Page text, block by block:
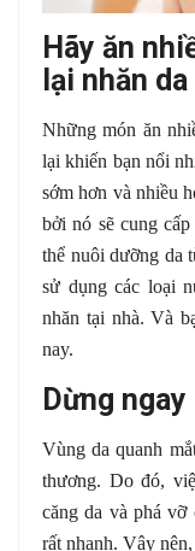
Hãy ăn
lại nhăn da
Những món ăn
lại khiến bạn nổi
sớm hơn và nhiều
bởi nó sẽ cung
thể nuôi dưỡng da
sử dụng các loại
nhăn tại nhà. Và
nay.
Dừng
Vùng da quanh
thương. Do đó,
căng da và phá vỡ
rất nhanh. Vậy